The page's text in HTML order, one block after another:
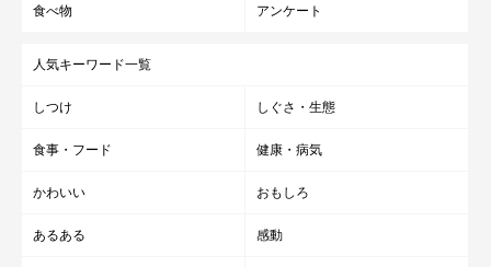
食べ物 アンケート
人気キーワード一覧
しつけ しぐさ・生態
食事・フード 健康・病気
かわいい おもしろ
あるある 感動